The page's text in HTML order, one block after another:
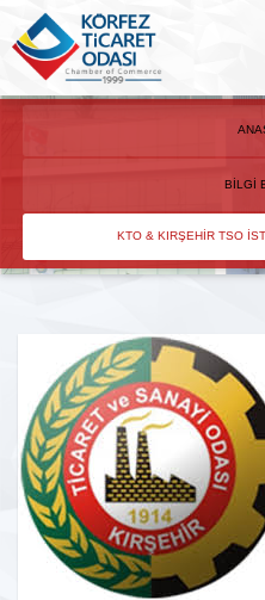
BILGI
KTO & KIRŞEHIR TSO